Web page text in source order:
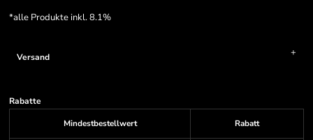
*alle Produkte inkl. 8.1%
Versand
Rabatte
Mindestbestellwert
Rabatt